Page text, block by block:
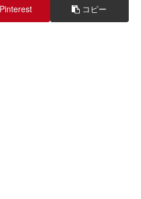
Pinterest コピー